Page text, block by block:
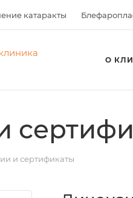
катаракты
О
и сертификаты